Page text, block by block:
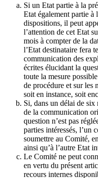
Si un Etat partie à la
Etat également partie à
dispositions, il peut
l’attention de cet Etat
mois à compter de la
l’Etat destinataire fera
communication des
écrites élucidant la
toute la mesure
de procédure et sur les
soit en instance, soit
Si, dans un délai de six
de la communication
question n’est pas
parties intéressés, l’un
soumettre au Comité,
ainsi qu’à l’autre Etat
Le Comité ne peut
en vertu du présent
recours internes